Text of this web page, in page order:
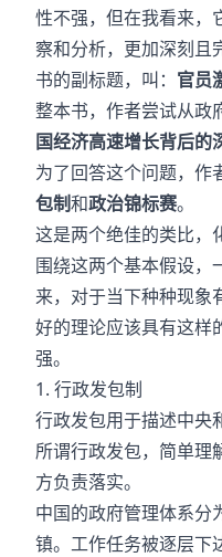
性不强，但在我看来，
察和分析，更加深刻且
书的副标题，叫： 官员
整本书，作者尝试从政
国经济高速增长背后的
为了回答这个问题，作
包制和政治锦标赛。
这是两个绝佳的类比，
围绕这两个基本假设，
来，对于当下种种现象
好的理论应该具有这样
强。
1. 行政发包制
行政发包用于描述中央
所谓行政发包，简单理
方负责落实。
中国的政府管理体系分
镇。工作任务被逐层下